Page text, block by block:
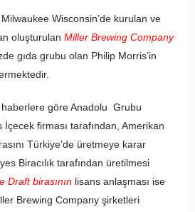
Milwaukee Wisconsin’de kurulan ve
oluşturulan Miller Brewing Company
gıda grubu olan Philip Morris’in
haberlere göre Anadolu Grubu
firması tarafından, Amerikan
Türkiye’de üretmeye karar
Biracılık tarafından üretilmesi
Draft birasınınlisans anlaşması ise
Brewing Company şirketleri